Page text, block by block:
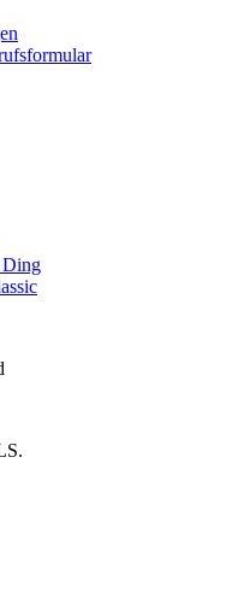
Ding